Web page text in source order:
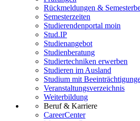
Rückmeldungen &
Semesterzeiten
Studierendenportal moin
Stud.IP
Studienangebot
Studienberatung
Studiertechniken erwerben
Studieren im Ausland
Studium mit
Veranstaltungsverzeichnis
Weiterbildung
Beruf & Karriere
CareerCenter